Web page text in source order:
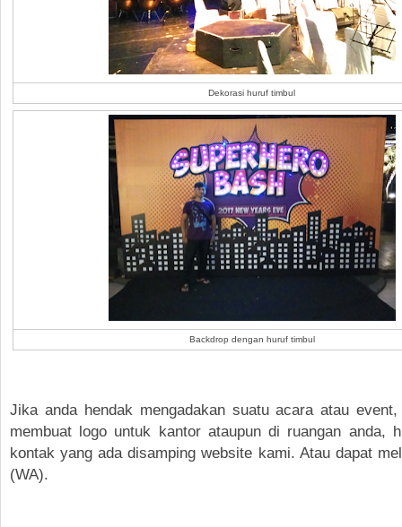
Dekorasi huruf timbul
Backdrop dengan huruf timbul
Jika anda hendak mengadakan suatu acara atau
membuat logo untuk kantor ataupun di ruangan anda,
kontak yang ada disamping website kami. Atau dapat
(WA).